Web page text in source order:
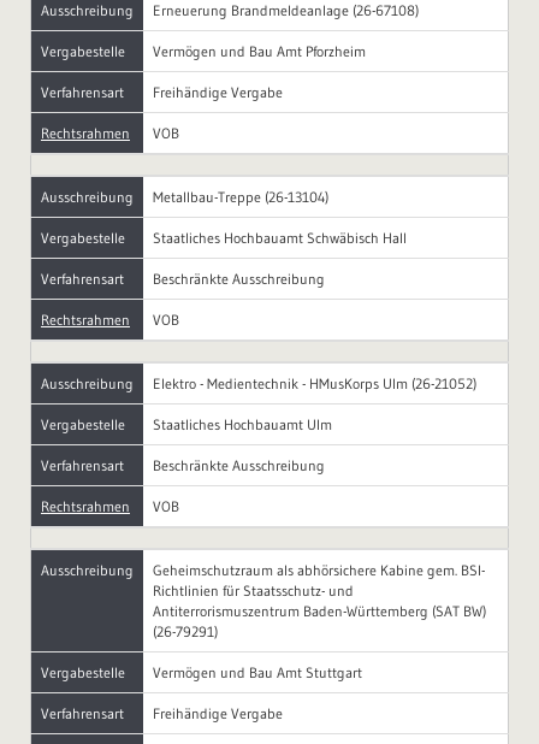
Ausschreibung Erneuerung Brandmeldeanlage (26-67108)
Vergabestelle Vermögen und Bau Amt Pforzheim
Verfahrensart Freihändige Vergabe
Rechtsrahmen VOB
Ausschreibung Metallbau-Treppe (26-13104)
Vergabestelle Staatliches Hochbauamt Schwäbisch Hall
Verfahrensart Beschränkte Ausschreibung
Rechtsrahmen VOB
Ausschreibung Elektro - Medientechnik - HMusKorps Ulm (26-21052)
Vergabestelle Staatliches Hochbauamt Ulm
Verfahrensart Beschränkte Ausschreibung
Rechtsrahmen VOB
Ausschreibung
Geheimschutzraum als abhörsichere Kabine gem. BSI-
Richtlinien für Staatsschutz- und
Antiterrorismuszentrum Baden-Württemberg (SAT BW)
(26-79291)
Vergabestelle Vermögen und Bau Amt Stuttgart
Verfahrensart Freihändige Vergabe